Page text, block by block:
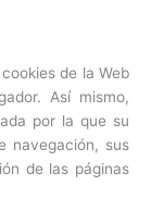
de la Web
Así mismo,
por la que su
navegación, sus
de las páginas